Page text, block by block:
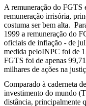
A remuneração do FGTS
remuneração irrisória,
costuma ser bem alta.
1999 a remuneração do
oficiais de inflação - de
medida peloINPC foi de
FGTS foi de apenas
milhares de ações na
Comparado à caderneta
investimento do mundo
distância, principalmente